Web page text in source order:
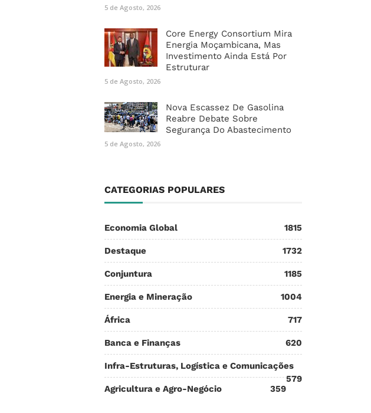
5 de Agosto, 2026
Core Energy Consortium Mira
Energia Moçambicana, Mas
Investimento Ainda Está Por
Estruturar
5 de Agosto, 2026
Nova Escassez De Gasolina
Reabre Debate Sobre
Segurança Do Abastecimento
5 de Agosto, 2026
CATEGORIAS POPULARES
Economia Global 1815
Destaque 1732
Conjuntura 1185
Energia e Mineração 1004
África 717
Banca e Finanças 620
Infra-Estruturas, Logística e Comunicações
579
Agricultura e Agro-Negócio
359